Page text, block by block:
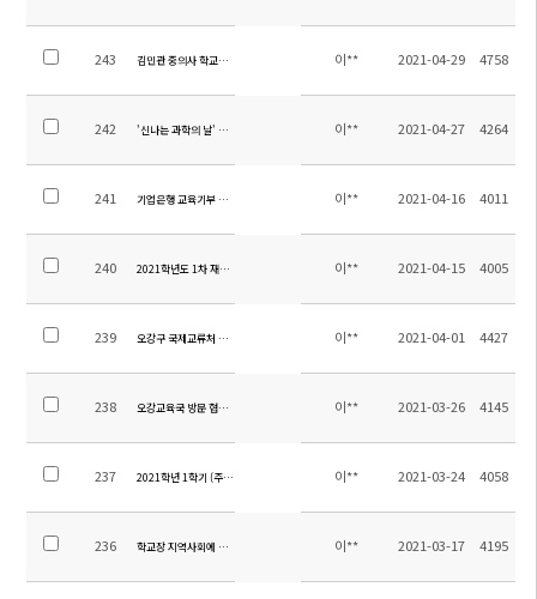
243 김민관 중의사 학교발전기금 기탁 이** 2021-04-29 4758
242 '신나는 과학의 날' 행사 운영 이** 2021-04-27 4264
241 기업은행 교육기부 경제교육 이** 2021-04-16 4011
240 2021학년도 1차 재난대피훈련 이** 2021-04-15 4005
239 오강구 국제교류처 방문 이** 2021-04-01 4427
238 오강교육국 방문 협의회 이** 2021-03-26 4145
237 2021학년 1학기 (주)비상교육 교육기부 전수식이** 2021-03-24 4058
236 학교장 지역사회에 감사인사 이** 2021-03-17 4195